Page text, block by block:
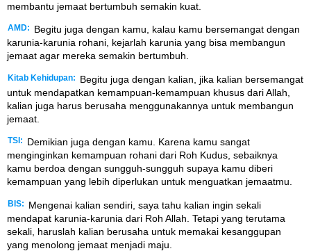
membantu jemaat bertumbuh semakin kuat.
AMD:
Begitu juga dengan kamu, kalau kamu bersemangat dengan
karunia-karunia rohani, kejarlah karunia yang bisa membangun
jemaat agar mereka semakin bertumbuh.
Kitab Kehidupan:
Begitu juga dengan kalian, jika kalian bersemangat
untuk mendapatkan kemampuan-kemampuan khusus dari Allah,
kalian juga harus berusaha menggunakannya untuk membangun
jemaat.
TSI:
Demikian juga dengan kamu. Karena kamu sangat
menginginkan kemampuan rohani dari Roh Kudus, sebaiknya
kamu berdoa dengan sungguh-sungguh supaya kamu diberi
kemampuan yang lebih diperlukan untuk menguatkan jemaatmu.
BIS:
Mengenai kalian sendiri, saya tahu kalian ingin sekali
mendapat karunia-karunia dari Roh Allah. Tetapi yang terutama
sekali, haruslah kalian berusaha untuk memakai kesanggupan
yang menolong jemaat menjadi maju.